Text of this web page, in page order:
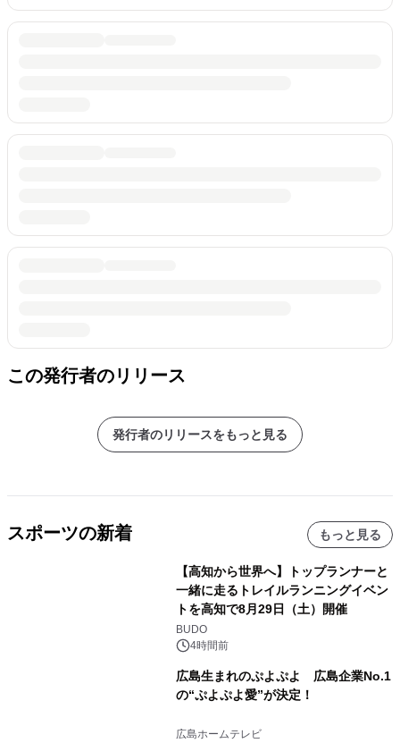
この発行者のリリース
発行者のリリースをもっと見る
スポーツの新着 もっと見る
【高知から世界へ】トップランナーと
一緒に走るトレイルランニングイベン
トを高知で8月29日（土）開催
BUDO
4時間前
広島生まれのぷよぷよ 広島企業No.1
の“ぷよぷよ愛”が決定！
広島ホームテレビ